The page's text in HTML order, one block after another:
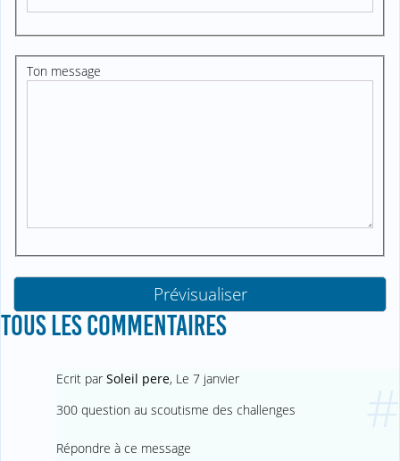
Ton message
TOUS LES COMMENTAIRES
Ecrit par Soleil pere, Le 7 janvier
300 question au scoutisme des challenges
Répondre à ce message